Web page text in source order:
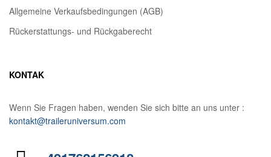
Allgemeine Verkaufsbedingungen (AGB)
Rückerstattungs- und Rückgaberecht
KONTAK
Wenn Sie Fragen haben, wenden Sie sich bitte an uns unter :
kontakt@traileruniversum.com